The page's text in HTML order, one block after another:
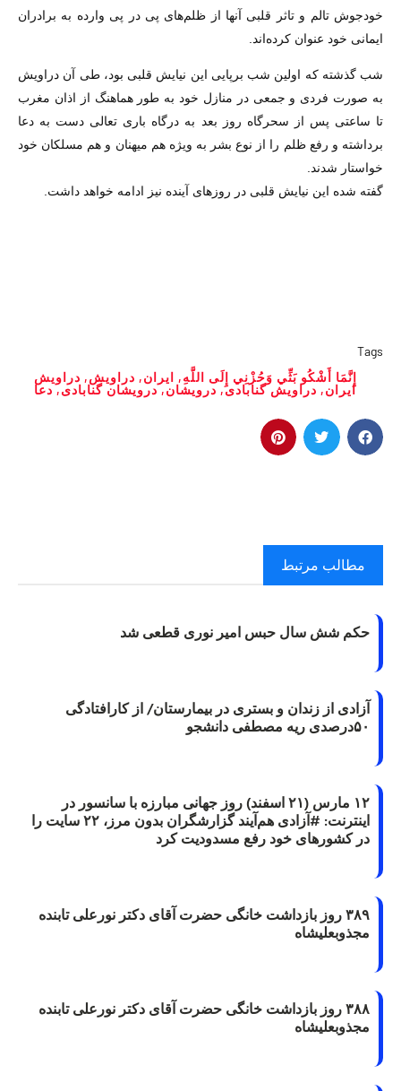
خودجوش تالم و تاثر قلبی آنها از ظلم‌های پی در پی وارده به برادران
ایمانی خود عنوان کرده‌اند.
شب گذشته که اولین شب برپایی این نیایش قلبی بود، طی آن دراویش
به صورت فردی و جمعی در منازل خود به طور هماهنگ از اذان مغرب
تا ساعتی پس از سحرگاه روز بعد به درگاه باری تعالی دست به دعا
برداشته و رفع ظلم را از نوع بشر به ویژه هم میهنان و هم مسلکان خود
خواستار شدند.
گفته شده این نیایش قلبی در روزهای آینده نیز ادامه خواهد داشت.
Tags
إِنَّمَا أَشْكُو بَثِّي وَحُزْنِي إِلَى اللَّهِ, ایران, دراویش, دراویش
ایران, دراویش گنابادی, درویشان,درویشان گنابادی,دعا
مطالب مرتبط
حکم شش سال حبس امیر نوری قطعی شد
آزادی از زندان و بستری در بیمارستان/ از کارافتادگی
۵۰درصدی ریه مصطفی دانشجو
۱۲ مارس (۲۱ اسفند) روز جهانی مبارزه با سانسور در
اینترنت: #آزادی هم‌آیند گزارشگران‌ بدون مرز، ۲۲ سایت را
در کشورهای خود رفع مسدودیت کرد
۳۸۹ روز بازداشت خانگی حضرت آقای دکتر نورعلی تابنده
مجذوبعلیشاه
۳۸۸ روز بازداشت خانگی حضرت آقای دکتر نورعلی تابنده
مجذوبعلیشاه